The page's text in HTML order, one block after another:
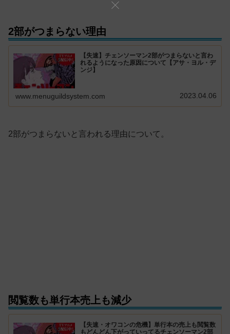
2部がつまらない理由
【失速】チェンソーマン2部がつまらないと言わ
れるようになった原因について【アサ・ヨル・デ
ンジ】
www.menuguildsystem.com 2023.04.06
2部がつまらないと言われる理由について。
閲覧数も単行本売上も減少
【失速・オワコンの危機】単行本の売上も閲覧数
もどんどん下がっていってるチェンソーマン2部